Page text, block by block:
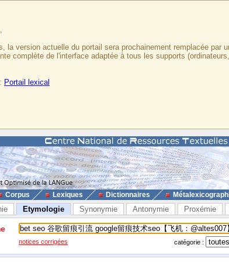
la version actuelle du portail sera prochainement remplacée par
complète de l'interface adaptée à tous les supports
Portail lexical
Corpus Lexiques Dictionnaires
Etymologie Synonymie Antonymie Proxémie
notices corrigées catégorie :